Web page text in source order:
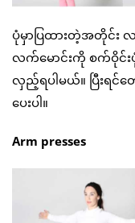
ပုံမှာပြထားတဲ့အတိုင်း
လက်မောင်းကို စက်ဝိုင်း
လှည့်ရပါမယ်။ ပြီးရင်
ပေးပါ။
Arm presses